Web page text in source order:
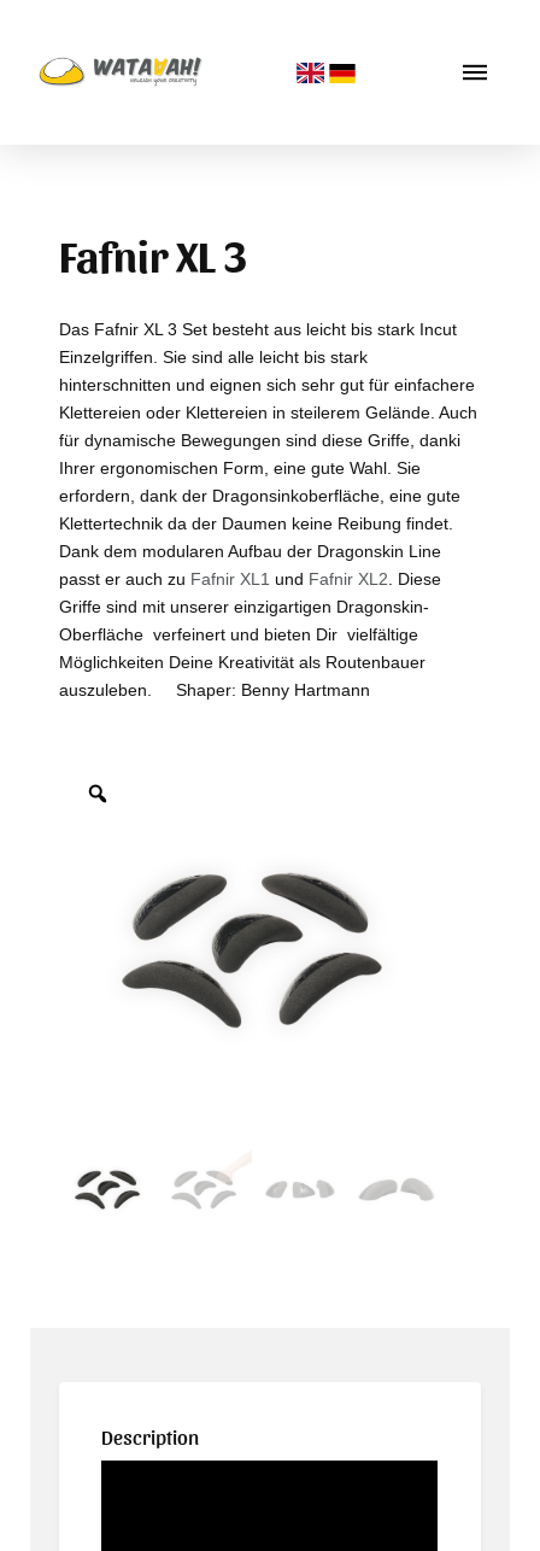
Fafnir XL 3
Das Fafnir XL 3 Set besteht aus leicht bis stark Incut
Einzelgriffen. Sie sind alle leicht bis stark
hinterschnitten und eignen sich sehr gut für einfachere
Klettereien oder Klettereien in steilerem Gelände. Auch
für dynamische Bewegungen sind diese Griffe, danki
Ihrer ergonomischen Form, eine gute Wahl. Sie
erfordern, dank der Dragonsinkoberfläche, eine gute
Klettertechnik da der Daumen keine Reibung findet.
Dank dem modularen Aufbau der Dragonskin Line
passt er auch zu Fafnir XL1 und Fafnir XL2. Diese
Griffe sind mit unserer einzigartigen Dragonskin-
Oberfläche verfeinert und bieten Dir vielfältige
Möglichkeiten Deine Kreativität als Routenbauer
auszuleben. Shaper: Benny Hartmann
Description